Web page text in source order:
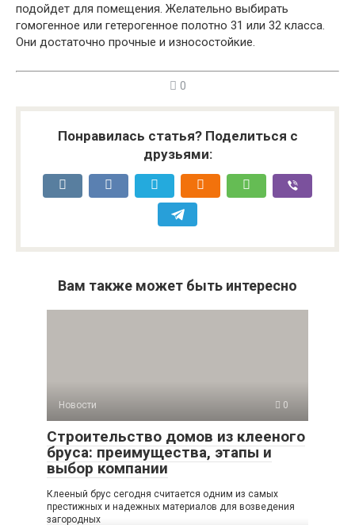
подойдет для помещения. Желательно выбирать
гомогенное или гетерогенное полотно 31 или 32 класса.
Они достаточно прочные и износостойкие.
0
Понравилась статья? Поделиться с
друзьями:
Вам также может быть интересно
Новости 0
Строительство домов из клееного
бруса: преимущества, этапы и
выбор компании
Клееный брус сегодня считается одним из самых
престижных и надежных материалов для возведения
загородных